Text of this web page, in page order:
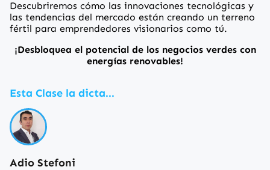
Descubriremos cómo las innovaciones tecnológicas y
las tendencias del mercado están creando un terreno
fértil para emprendedores visionarios como tú.
¡Desbloquea el potencial de los negocios verdes con
energías renovables!
Esta Clase la dicta...
Adio Stefoni